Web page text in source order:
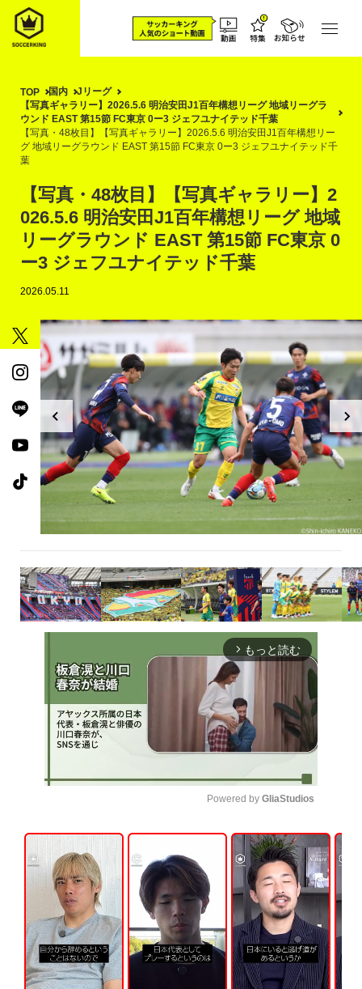
TOP 国内
Jリーグ
【写真ギャラリー】2026.5.6 明治安田J1百年構想リーグ 地域リーグラ
ウンド EAST 第15節 FC東京 0ー3 ジェフユナイテッド千葉
【写真・48枚目】【写真ギャラリー】2026.5.6 明治安田J1百年構想リー
グ 地域リーグラウンド EAST 第15節 FC東京 0ー3 ジェフユナイテッド千
葉
【写真・48枚目】【写真ギャラリー】2
026.5.6 明治安田J1百年構想リーグ 地域
リーグラウンド EAST 第15節 FC東京 0
ー3 ジェフユナイテッド千葉
2026.05.11
arrow_forward_ios もっと読む
n
m
u
t
e
Powered by GliaStudios